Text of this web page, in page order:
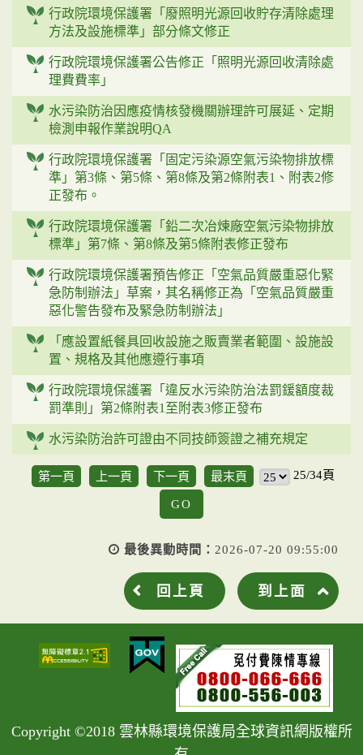
行政院環境保護署「廢照明光源回收貯存清除處理
方法及設施標準」部分條文修正
行政院環境保護署公告修正「照明光源回收清除處
理費費率」
水污染防治因應疫情核發機關辦理許可展延、定期
檢測申報作業說明QA
行政院環境保護署「固定污染源空氣污染物排放標
準」第3條、第5條、第8條及第2條附表1、附表2修
正發布。
行政院環境保護署「鉛二次冶煉廠空氣污染物排放
標準」第7條、第8條及第5條附表修正發布
行政院環境保護署預告修正「空氣品質嚴重惡化緊
急防制辦法」草案，其名稱修正為「空氣品質嚴重
惡化警告發布及緊急防制辦法」
「應設置紙餐具回收設施之販賣業者範圍、設施設
置、規格及其他應遵行事項
行政院環境保護署「違反水污染防治法罰鍰額度裁
罰準則」第2條附表1至附表3修正發布
水污染防治許可證由不同技師簽證之補充規定
第一頁 上一頁 下一頁 最末頁
25/34頁
GO
最後異動時間： 2026-07-20 09:55:00
回上頁 到上面
Copyright ©2018 雲林縣環境保護局全球資訊網版權所